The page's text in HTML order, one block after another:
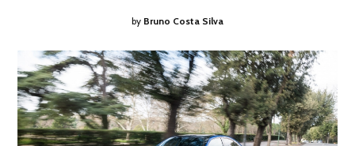
by Bruno Costa Silva